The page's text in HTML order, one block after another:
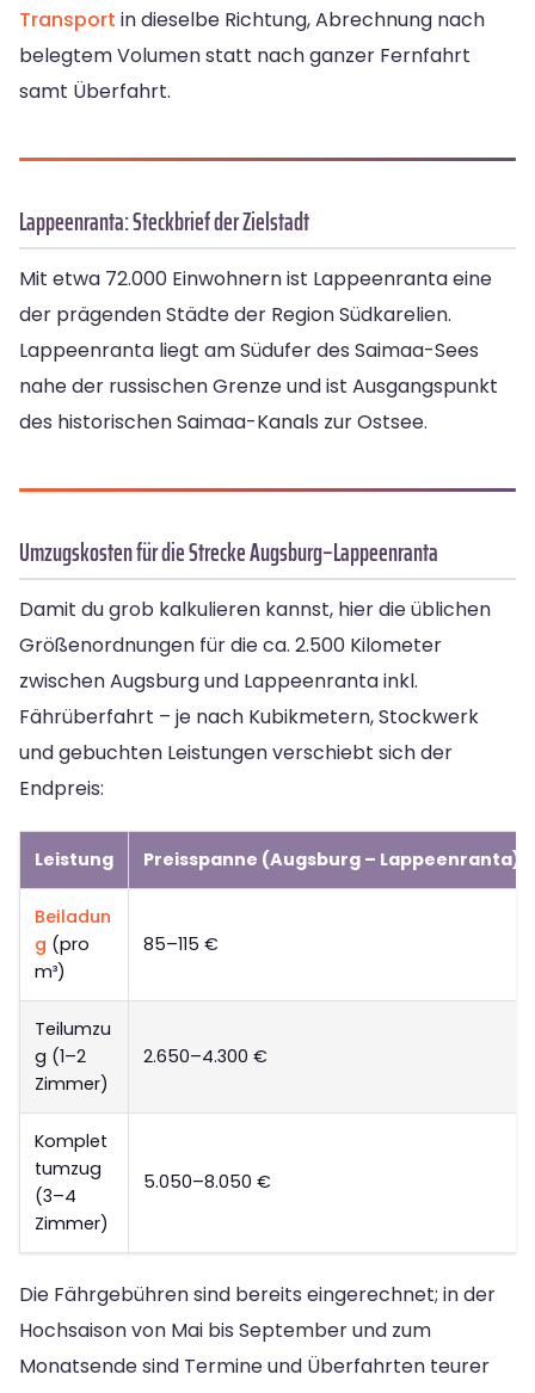
Transport in dieselbe Richtung, Abrechnung nach
belegtem Volumen statt nach ganzer Fernfahrt
samt Überfahrt.
Lappeenranta: Steckbrief der Zielstadt
Mit etwa 72.000 Einwohnern ist Lappeenranta eine
der prägenden Städte der Region Südkarelien.
Lappeenranta liegt am Südufer des Saimaa-Sees
nahe der russischen Grenze und ist Ausgangspunkt
des historischen Saimaa-Kanals zur Ostsee.
Umzugskosten für die Strecke Augsburg–Lappeenranta
Damit du grob kalkulieren kannst, hier die üblichen
Größenordnungen für die ca. 2.500 Kilometer
zwischen Augsburg und Lappeenranta inkl.
Fährüberfahrt – je nach Kubikmetern, Stockwerk
und gebuchten Leistungen verschiebt sich der
Endpreis:
Leistung Preisspanne (Augsburg – Lappeenranta)
Beiladun
g (pro
m³)
85–115 €
Teilumzu
g (1–2
Zimmer)
2.650–4.300 €
Komplet
tumzug
(3–4
Zimmer)
5.050–8.050 €
Die Fährgebühren sind bereits eingerechnet; in der
Hochsaison von Mai bis September und zum
Monatsende sind Termine und Überfahrten teurer